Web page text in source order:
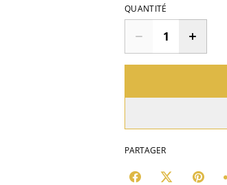
QUANTITÉ
PARTAGER